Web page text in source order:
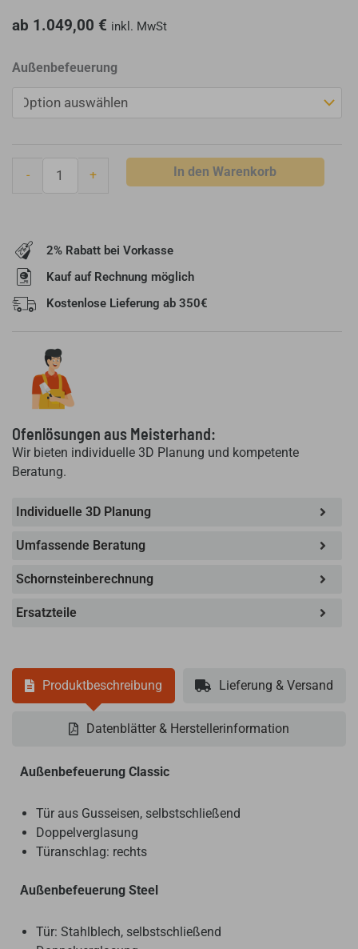
ab 1.049,00 € inkl. MwSt
Außenbefeuerung
-
Olsberg
Profi
Menge
+ In den Warenkorb
2% Rabatt bei Vorkasse
Kauf auf Rechnung möglich
Kostenlose Lieferung ab 350€
Ofenlösungen aus Meisterhand:
Wir bieten individuelle 3D Planung und kompetente
Beratung.
Individuelle 3D Planung
Umfassende Beratung
Schornsteinberechnung
Ersatzteile
Produktbeschreibung Lieferung & Versand
Datenblätter & Herstellerinformation
Außenbefeuerung Classic
Tür aus Gusseisen, selbstschließend
Doppelverglasung
Türanschlag: rechts
Außenbefeuerung Steel
Tür: Stahlblech, selbstschließend